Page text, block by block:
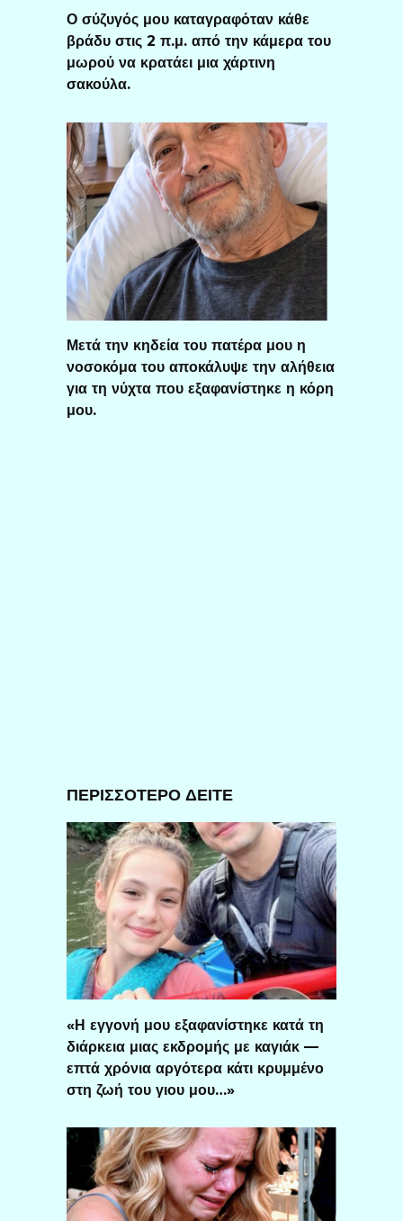
Ο σύζυγός μου καταγραφόταν κάθε
βράδυ στις 2 π.μ. από την κάμερα του
μωρού να κρατάει μια χάρτινη
σακούλα.
Μετά την κηδεία του πατέρα μου η
νοσοκόμα του αποκάλυψε την αλήθεια
για τη νύχτα που εξαφανίστηκε η κόρη
μου.
ΠΕΡΙΣΣΟΤΕΡΟ ΔΕΙΤΕ
«Η εγγονή μου εξαφανίστηκε κατά τη
διάρκεια μιας εκδρομής με καγιάκ —
επτά χρόνια αργότερα κάτι κρυμμένο
στη ζωή του γιου μου…»